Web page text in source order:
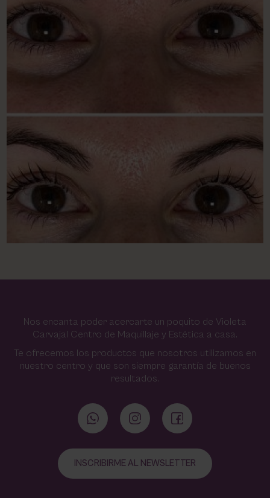
Nos encanta poder acercarte un poquito de Violeta
Carvajal Centro de Maquillaje y Estética a casa.
Te ofrecemos los productos que nosotros utilizamos en
nuestro centro y que son siempre garantía de buenos
resultados.
INSCRIBIRME AL NEWSLETTER